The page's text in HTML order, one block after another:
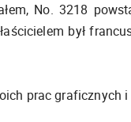
No. 3218
był
prac graficznych